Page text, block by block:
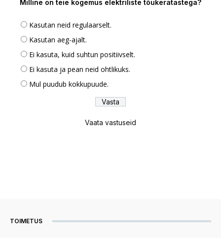
Milline on teie kogemus elektriliste tõukeratastega?
Kasutan neid regulaarselt.
Kasutan aeg-ajalt.
Ei kasuta, kuid suhtun positiivselt.
Ei kasuta ja pean neid ohtlikuks.
Mul puudub kokkupuude.
Vaata vastuseid
TOIMETUS